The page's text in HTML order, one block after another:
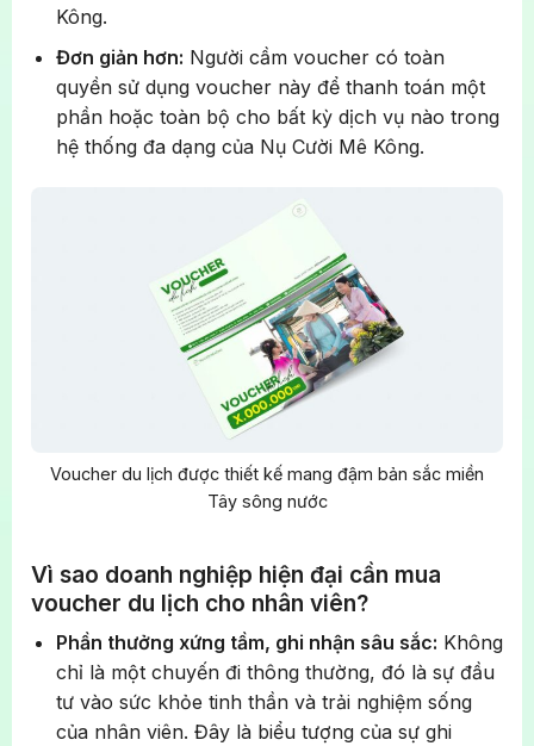
Kông.
Đơn giản hơn: Người cầm voucher có toàn
quyền sử dụng voucher này để thanh toán một
phần hoặc toàn bộ cho bất kỳ dịch vụ nào trong
hệ thống đa dạng của Nụ Cười Mê Kông.
Voucher du lịch được thiết kế mang đậm bản sắc miền
Tây sông nước
Vì sao doanh nghiệp hiện đại cần mua
voucher du lịch cho nhân viên?
Phần thưởng xứng tầm, ghi nhận sâu sắc: Không
chỉ là một chuyến đi thông thường, đó là sự đầu
tư vào sức khỏe tinh thần và trải nghiệm sống
của nhân viên. Đây là biểu tượng của sự ghi